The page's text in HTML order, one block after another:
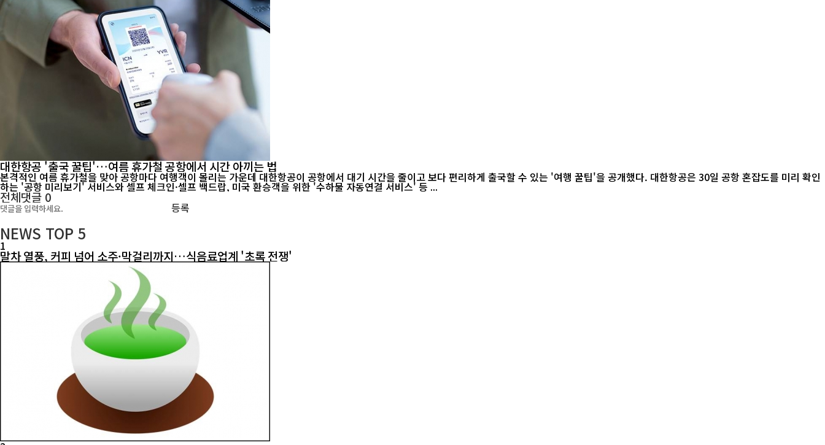
대한항공 '출국 꿀팁'…여름 휴가철 공항에서 시간 아끼는 법
본격적인 여름 휴가철을 맞아 공항마다 여행객이 몰리는 가운데 대한항공이 공항에서 대기 시간을 줄이고 보다 편리하게 출국할 수 있는 '여행 꿀팁'을 공개했다. 대한항공은 30일 공항 혼잡도를 미리 확인
하는 '공항 미리보기' 서비스와 셀프 체크인·셀프 백드랍, 미국 환승객을 위한 '수하물 자동연결 서비스' 등 ...
전체댓글 0
등록
NEWS TOP 5
1
말차 열풍, 커피 넘어 소주·막걸리까지…식음료업계 '초록 전쟁'